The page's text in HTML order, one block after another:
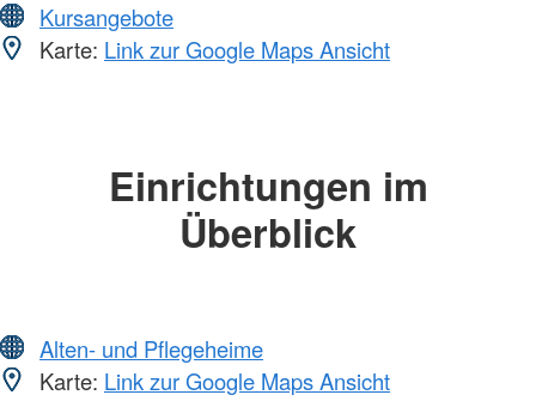
Kursangebote
Karte: Link zur Google Maps Ansicht
Einrichtungen im
Überblick
Alten- und Pflegeheime
Karte: Link zur Google Maps Ansicht